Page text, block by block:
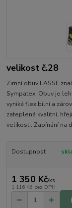
velikost č.28
Zimní obuv LASSE
Sympatex. Obuv je
vyniká flexibilní a
zateplená kvalitní,
velikosti. Zapínání na
Dostupnost
1 350 Kč/ks
1 116 Kč bez DPH